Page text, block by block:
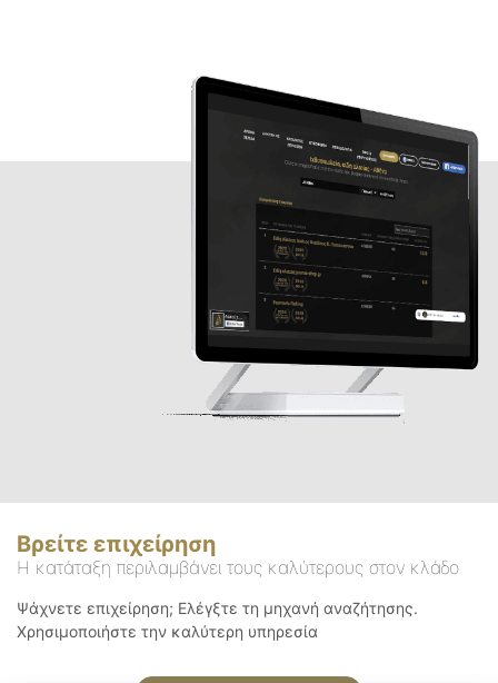
Βρείτε επιχείρηση
Η κατάταξη περιλαμβάνει τους καλύτερους στον κλάδο
Ψάχνετε επιχείρηση; Ελέγξτε τη μηχανή αναζήτησης.
Χρησιμοποιήστε την καλύτερη υπηρεσία